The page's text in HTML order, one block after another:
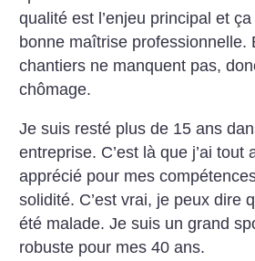
qualité est l’enjeu principal et
bonne maîtrise professionnelle.
chantiers ne manquent pas,
chômage.
Je suis resté plus de 15 ans
entreprise. C’est là que j’ai tout
apprécié pour mes
solidité. C’est vrai, je peux dire
été malade. Je suis un grand
robuste pour mes 40 ans.